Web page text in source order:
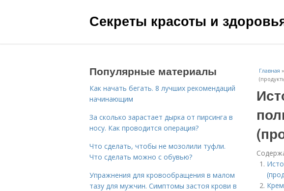
Секреты красоты и
Главная »
Популярные материалы
Как начать бегать. 8 лучших рекомендаций
начинающим
За сколько зарастает дырка от пирсинга в
носу. Как проводится операция?
Что сделать, чтобы не мозолили туфли.
Что сделать можно с обувью?
Упражнения для кровообращения в малом
тазу для мужчин. Симптомы застоя крови в